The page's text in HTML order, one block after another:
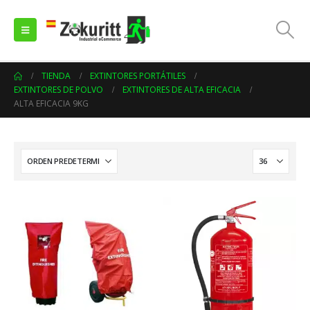
TIENDA
EXTINTORES PORTÁTILES
EXTINTORES DE POLVO
EXTINTORES DE ALTA EFICACIA
ALTA EFICACIA 9KG